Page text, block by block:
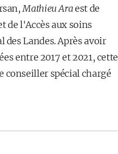
Mathieu Araest de
de l'Accès aux soins
des Landes. Après avoir
entre 2017 et 2021, cette
conseiller spécial chargé